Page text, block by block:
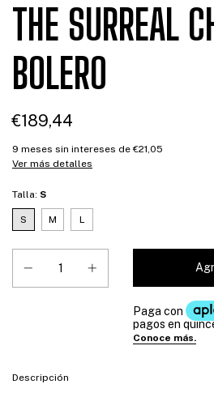
THE SURREAL
BOLERO
€189,44
9 meses sin intereses de €21,05
Ver más detalles
Talla: S
S M L
Descripción